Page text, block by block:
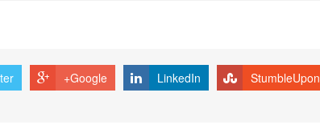
Google+ LinkedIn StumbleUpon